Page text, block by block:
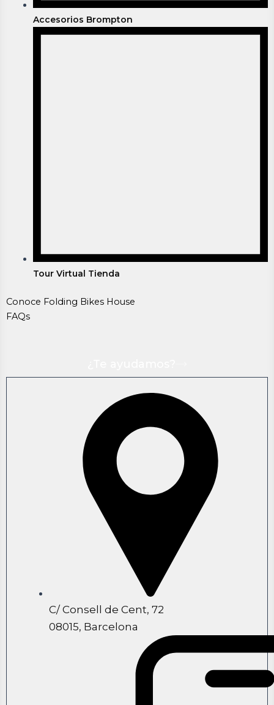
Accesorios Brompton
Tour Virtual Tienda
Conoce Folding Bikes House
FAQs
C/ Consell de Cent, 72
08015, Barcelona